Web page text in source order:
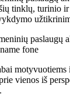
tinklų, turinio
motyvuotiems
vienos iš